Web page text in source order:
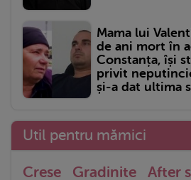
Mama lui
de ani mort în
Constanța, își
privit
și-a dat ultima
Util pentru mămici
Crese Gradinite After